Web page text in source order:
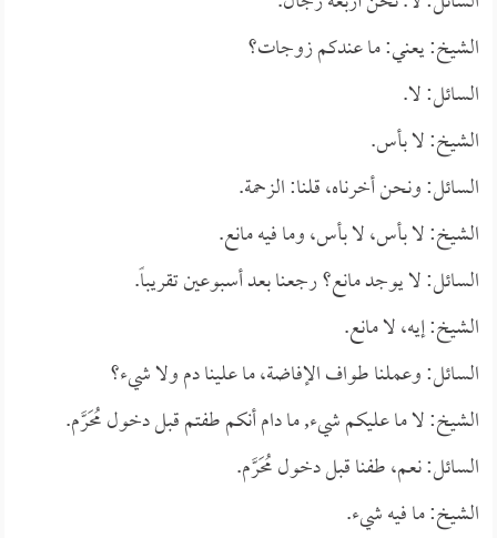
الشيخ: يعني: ما عندكم زوجات؟
السائل: لا.
الشيخ: لا بأس.
السائل: ونحن أخرناه، قلنا: الزحمة.
الشيخ: لا بأس، لا بأس، وما فيه مانع.
السائل: لا يوجد مانع؟ رجعنا بعد أسبوعين تقريباً.
الشيخ: إيه، لا مانع.
السائل: وعملنا طواف الإفاضة، ما علينا دم ولا شيء؟
الشيخ: لا ما عليكم شيء, ما دام أنكم طفتم قبل دخول مُحَرَّم.
السائل: نعم، طفنا قبل دخول مُحَرَّم.
الشيخ: ما فيه شيء.